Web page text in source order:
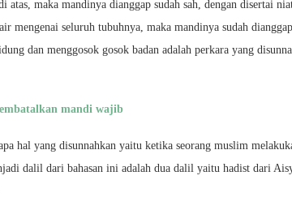
atas, maka mandinya dianggap sudah sah, dengan disertai
mengenai seluruh tubuhnya, maka mandinya sudah
dan menggosok gosok badan adalah perkara yang
mandi wajib
hal yang disunnahkan yaitu ketika seorang muslim
dalil dari bahasan ini adalah dua dalil yaitu hadist dari